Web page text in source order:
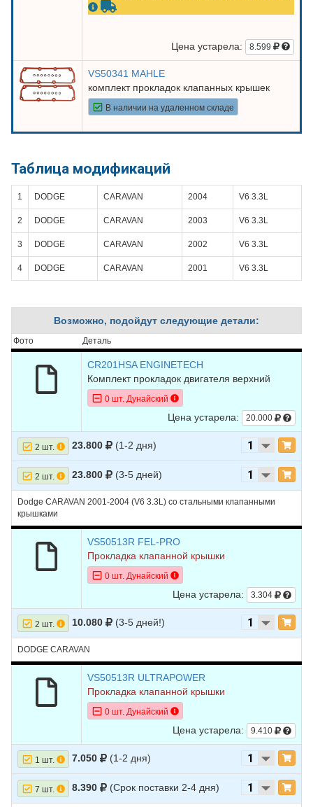
Цена устарела: 8.599
VS50341 MAHLE
комплект прокладок клапанных крышек
В наличии на удаленном складе
Таблица модификаций
1 DODGE CARAVAN 2004 V6 3.3L
2 DODGE CARAVAN 2003 V6 3.3L
3 DODGE CARAVAN 2002 V6 3.3L
4 DODGE CARAVAN 2001 V6 3.3L
Возможно, подойдут следующие детали:
Фото Деталь
CR201HSA ENGINETECH
Комплект прокладок двигателя верхний
0 шт. Дунайский
Цена устарела: 20.000
2 шт. 23.800 (1-2 дня)
2 шт. 23.800 (3-5 дней)
Dodge CARAVAN 2001-2004 (V6 3.3L) со стальными клапанными
крышками
VS50513R FEL-PRO
Прокладка клапанной крышки
0 шт. Дунайский
Цена устарела: 3.304
2 шт. 10.080 (3-5 дней!)
DODGE CARAVAN
VS50513R ULTRAPOWER
Прокладка клапанной крышки
0 шт. Дунайский
Цена устарела: 9.410
1 шт. 7.050 (1-2 дня)
7 шт. 8.390 (Срок поставки 2-4 дня)